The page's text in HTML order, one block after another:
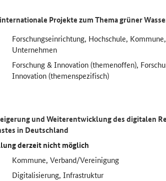
Projekte zum Thema grüner
Forschungseinrichtung, Hochschule, Kommune,
Unternehmen
Forschung & Innovation (themenoffen),
Innovation (themenspezifisch)
und Weiterentwicklung des digitalen
in Deutschland
derzeit nicht möglich
Kommune, Verband/Vereinigung
Digitalisierung, Infrastruktur